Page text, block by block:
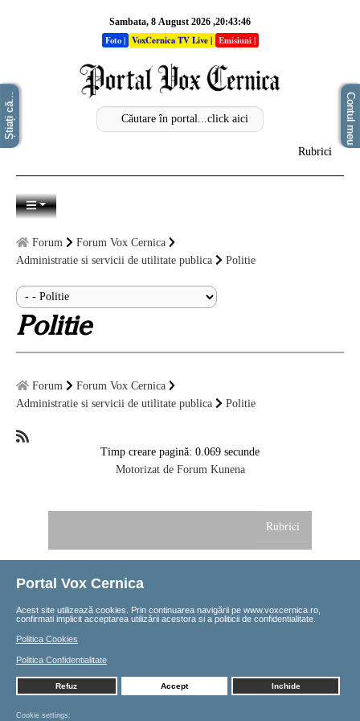
Portal Vox Cernica
Acest site utilizează cookies. Prin continuarea navigării pe www.voxcernica.ro,
confirmati implicit acceptarea utilizării acestora si a politicii de confidentialitate.
Politica Cookies
Politica Confidentialitate
Refuz Accept Inchide
Cookie settings:
Sambata, 8 August 2026 ,20:43:46
Foto| VoxCernica TV Live | Emisiuni |
Rubrici
Stiri
Sectiuni
National
Evenimente
Harta
Forum
Forum Vox Cernica
Administratie si servicii de utilitate publica
Politie
Politie
Forum
Forum Vox Cernica
Administratie si servicii de utilitate publica
Politie
Timp creare pagină: 0.069 secunde
Motorizat de Forum Kunena
Rubrici
Manastirea Cernica
Sugestii
Toate drepturile rezervate
Știați că... Contul meu